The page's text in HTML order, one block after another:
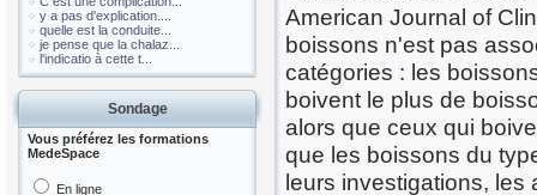
y a pas d'explication....
quelle est la conduite...
je pense que la chalaz...
l'indicatio à cette t...
Sondage
Vous préférez les formations
MedeSpace
En ligne
American Journal of
boissons n'est pas
catégories : les
boivent le plus de
alors que ceux qui
que les boissons du
leurs investigations, les